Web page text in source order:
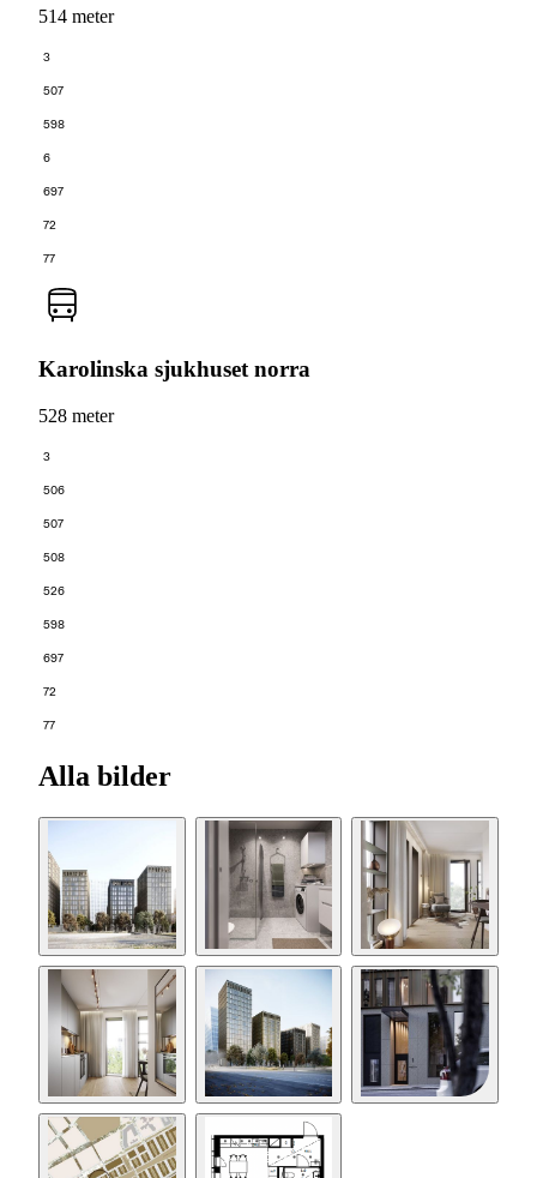
514 meter
3
507
598
6
697
72
77
Karolinska sjukhuset norra
528 meter
3
506
507
508
526
598
697
72
77
Alla bilder